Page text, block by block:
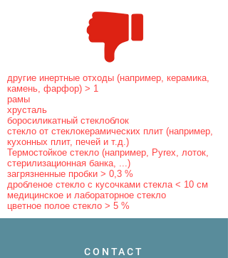
другие инертные отходы (например, керамика,
камень, фарфор) > 1
рамы
хрусталь
боросиликатный стеклоблок
стекло от стеклокерамических плит (например,
кухонных плит, печей и т.д.)
Термостойкое стекло (например, Pyrex, лоток,
стерилизационная банка, ...)
загрязненные пробки > 0,3 %
дробленое стекло с кусочками стекла < 10 см
медицинское и лабораторное стекло
цветное полое стекло > 5 %
CONTACT